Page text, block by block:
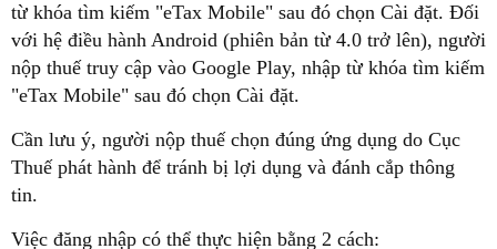
từ khóa tìm kiếm "eTax Mobile" sau đó chọn Cài đặt. Đối
với hệ điều hành Android (phiên bản từ 4.0 trở lên), người
nộp thuế truy cập vào Google Play, nhập từ khóa tìm kiếm
"eTax Mobile" sau đó chọn Cài đặt.
Cần lưu ý, người nộp thuế chọn đúng ứng dụng do Cục
Thuế phát hành để tránh bị lợi dụng và đánh cắp thông
tin.
Việc đăng nhập có thể thực hiện bằng 2 cách: